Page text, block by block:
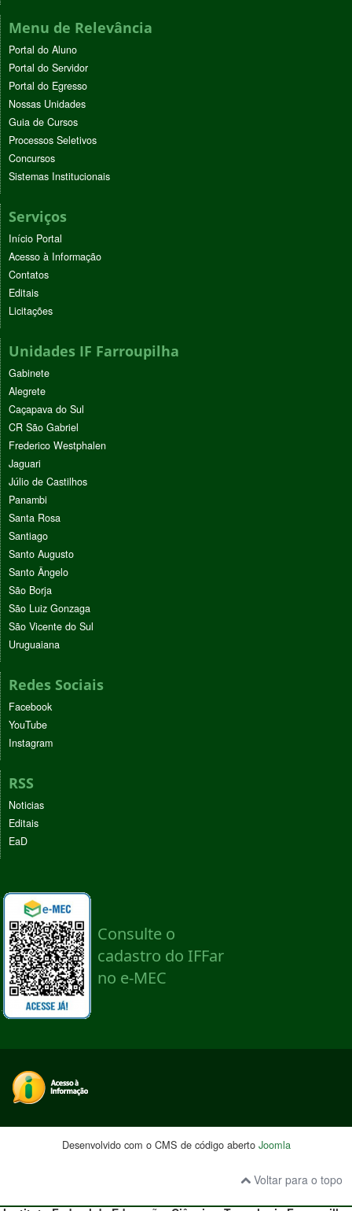
Menu de Relevância
Portal do Aluno
Portal do Servidor
Portal do Egresso
Nossas Unidades
Guia de Cursos
Processos Seletivos
Concursos
Sistemas Institucionais
Serviços
Início Portal
Acesso à Informação
Contatos
Editais
Licitações
Unidades IF Farroupilha
Gabinete
Alegrete
Caçapava do Sul
CR São Gabriel
Frederico Westphalen
Jaguari
Júlio de Castilhos
Panambi
Santa Rosa
Santiago
Santo Augusto
Santo Ângelo
São Borja
São Luiz Gonzaga
São Vicente do Sul
Uruguaiana
Redes Sociais
Facebook
YouTube
Instagram
RSS
Noticias
Editais
EaD
Desenvolvido com o CMS de código aberto Joomla
Voltar para o topo